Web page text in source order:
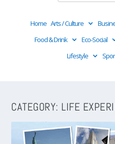
Home Arts / Culture
Food & Drink
Eco-Social
Lifestyle
CATEGORY: LIFE